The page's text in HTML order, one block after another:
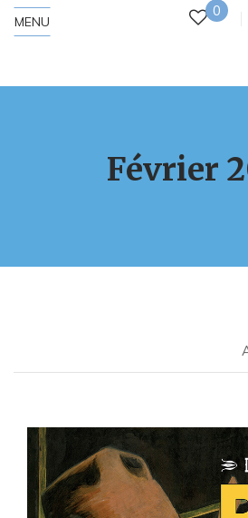
0
MENU
Février